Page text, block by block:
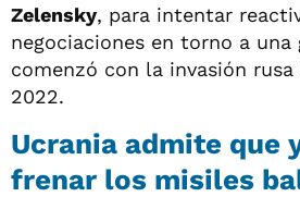
Zelensky, para intentar
negociaciones en torno a una
comenzó con la invasión
2022.
Ucrania admite que
frenar los misiles